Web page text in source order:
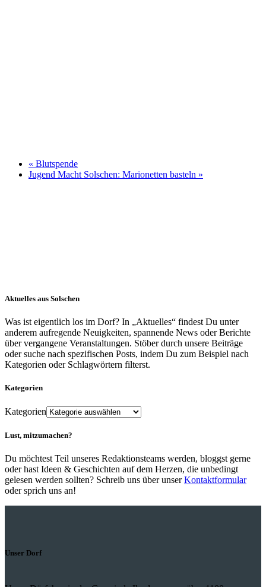
« Blutspende
Jugend Macht Solschen: Marionetten basteln »
Aktuelles aus Solschen
Was ist eigentlich los im Dorf? In „Aktuelles“ findest Du unter
anderem aufregende Neuigkeiten, spannende News oder Berichte
über vergangene Veranstaltungen. Stöber durch unsere Beiträge
oder suche nach spezifischen Posts, indem Du zum Beispiel nach
Kategorien oder Schlagwörtern filterst.
Kategorien
Kategorien
Lust, mitzumachen?
Du möchtest Teil unseres Redaktionsteams werden, bloggst gerne
oder hast Ideen & Geschichten auf dem Herzen, die unbedingt
gelesen werden sollten? Schreib uns über unserKontaktformular
oder sprich uns an!
Unser Dorf